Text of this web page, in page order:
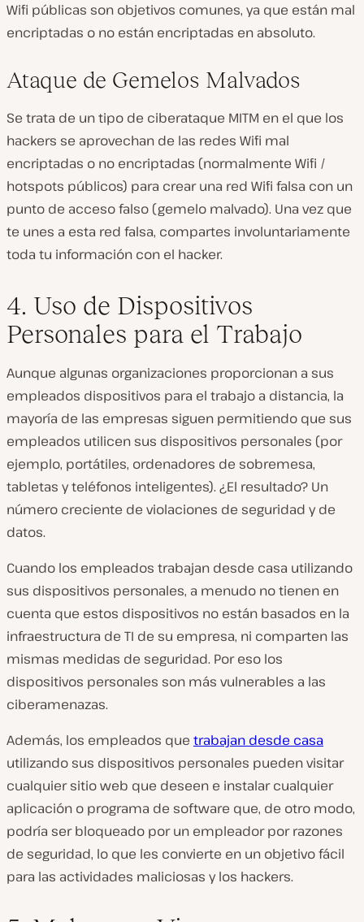
Wifi públicas son objetivos comunes, ya que están mal
encriptadas o no están encriptadas en absoluto.
Ataque de Gemelos Malvados
Se trata de un tipo de ciberataque MITM en el que los
hackers se aprovechan de las redes Wifi mal
encriptadas o no encriptadas (normalmente Wifi /
hotspots públicos) para crear una red Wifi falsa con un
punto de acceso falso (gemelo malvado). Una vez que
te unes a esta red falsa, compartes involuntariamente
toda tu información con el hacker.
4. Uso de Dispositivos
Personales para el Trabajo
Aunque algunas organizaciones proporcionan a sus
empleados dispositivos para el trabajo a distancia, la
mayoría de las empresas siguen permitiendo que sus
empleados utilicen sus dispositivos personales (por
ejemplo, portátiles, ordenadores de sobremesa,
tabletas y teléfonos inteligentes). ¿El resultado? Un
número creciente de violaciones de seguridad y de
datos.
Cuando los empleados trabajan desde casa utilizando
sus dispositivos personales, a menudo no tienen en
cuenta que estos dispositivos no están basados en la
infraestructura de TI de su empresa, ni comparten las
mismas medidas de seguridad. Por eso los
dispositivos personales son más vulnerables a las
ciberamenazas.
Además, los empleados que trabajan desde casa
utilizando sus dispositivos personales pueden visitar
cualquier sitio web que deseen e instalar cualquier
aplicación o programa de software que, de otro modo,
podría ser bloqueado por un empleador por razones
de seguridad, lo que les convierte en un objetivo fácil
para las actividades maliciosas y los hackers.